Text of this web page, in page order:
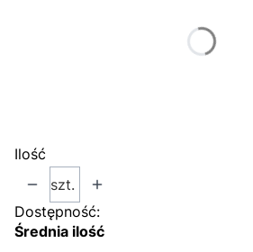
Ilość
szt.
Dostępność:
Średnia ilość